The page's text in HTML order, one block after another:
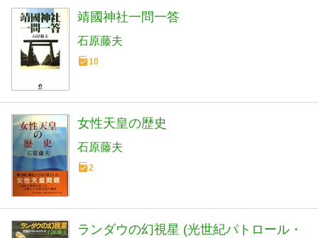
靖國神社一問一答
石原藤夫
10
女性天皇の歴史
石原藤夫
2
ランダウの幻視星 (光世紀パトロール・